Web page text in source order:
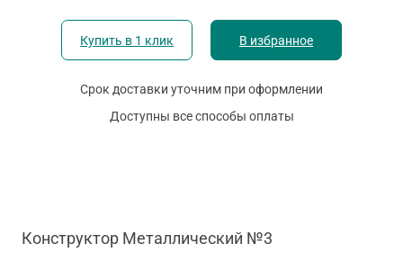
Купить в 1 клик В избранное
Срок доставки уточним при оформлении
Доступны все способы оплаты
Конструктор Металлический №3